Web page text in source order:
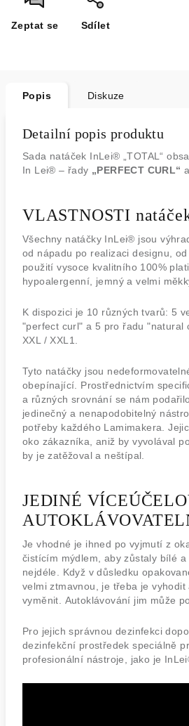
Zeptat se Sdílet
Popis Diskuze
Detailní popis produktu
Sada natáček InLei® „TOTAL“
In Lei® – řady „PERFECT CURL“ a
VLASTNOSTI
Všechny natáčky InLei® jsou
od nápadu po realizaci designu,
použití vysoce kvalitního 100%
hypoalergenní, jemný a velmi
K dispozici je 10 různých tvarů: 5
"perfect curl" a 5 pro řadu "natural
XXL / XXL1.
Tyto natáčky jsou
obepínající.
Prostřednictvím
a různých srovnání se nám
jedinečný a nenapodobitelný
potřeby každého Lamimakera.
oko zákazníka, aniž by vyvolával
by je zatěžoval a neštípal.
JEDINÉ
Je vhodné je ihned po vyjmutí z
čistícím mýdlem, aby zůstaly bílé a
nejdéle.
Když v důsledku
velmi ztmavnou, je třeba je vyhodit
vyměnit.
Autoklávování jim může
Pro jejich správnou dezinfekci
dezinfekční prostředek speciálně
profesionální nástroje, jako je